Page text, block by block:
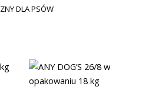
DLA PSÓW